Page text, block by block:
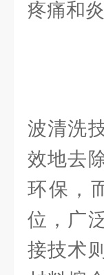
疼痛和炎
在
波清洗
效地去
环保，
位，广
接技术